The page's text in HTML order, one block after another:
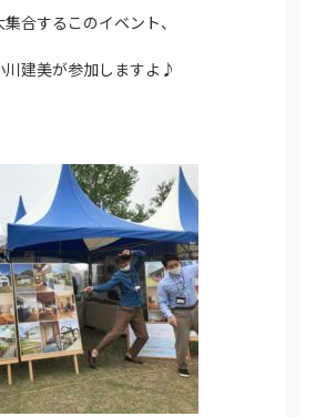
合するこのイベント、
川建美が参加しますよ♪